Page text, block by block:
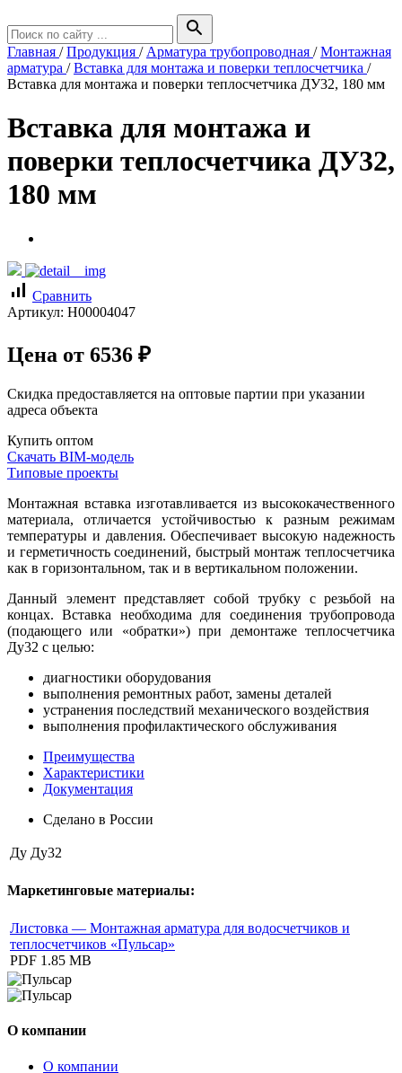
search
Главная /Продукция / Арматура трубопроводная /Монтажная
арматура /Вставка для монтажа и поверки теплосчетчика /
Вставка для монтажа и поверки теплосчетчика ДУ32, 180 мм
Вставка для монтажа и
поверки теплосчетчика ДУ32,
180 мм
signal_cellular_alt Сравнить
Артикул: Н00004047
Цена от 6536 ₽
Скидка предоставляется на оптовые партии при указании
адреса объекта
Купить оптом
Скачать BIM-модель
Типовые проекты
Монтажная вставка изготавливается из высококачественного
материала, отличается устойчивостью к разным режимам
температуры и давления. Обеспечивает высокую надежность
и герметичность соединений, быстрый монтаж теплосчетчика
как в горизонтальном, так и в вертикальном положении.
Данный элемент представляет собой трубку с резьбой на
концах. Вставка необходима для соединения трубопровода
(подающего или «обратки») при демонтаже теплосчетчика
Ду32 с целью:
диагностики оборудования
выполнения ремонтных работ, замены деталей
устранения последствий механического воздействия
выполнения профилактического обслуживания
Преимущества
Характеристики
Документация
Сделано в России
Ду Ду32
Маркетинговые материалы:
Листовка — Монтажная арматура для водосчетчиков и
теплосчетчиков «Пульсар»
PDF 1.85 MB
О компании
О компании